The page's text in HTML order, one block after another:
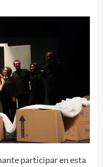
participar en esta